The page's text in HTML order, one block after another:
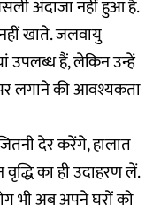
अंदाजा नहीं हुआ है.
खाते. जलवायु
उपलब्ध हैं, लेकिन उन्हें
पर लगाने की आवश्यकता
देर करेंगे, हालात
का ही उदाहरण लें.
भी अब अपने घरों को